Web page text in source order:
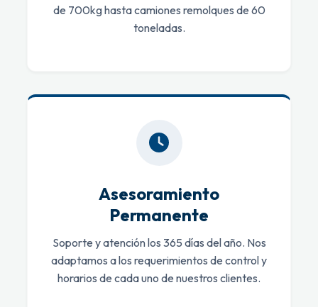
de 700kg hasta camiones remolques de 60
toneladas.
Asesoramiento
Permanente
Soporte y atención los 365 días del año. Nos
adaptamos a los requerimientos de control y
horarios de cada uno de nuestros clientes.